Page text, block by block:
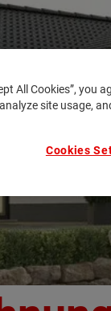
All Cookies”, you
site usage,
Cookies